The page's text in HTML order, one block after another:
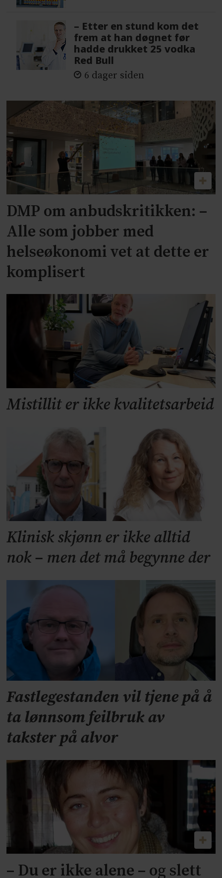
– Etter en stund kom det
frem at han døgnet før
hadde drukket 25 vodka
Red Bull
6 dager siden
DMP om anbudskritikken: –
Alle som jobber med
helseøkonomi vet at dette er
komplisert
Mistillit er ikke kvalitetsarbeid
Klinisk skjønn er ikke alltid
nok – men det må begynne der
Fastlegestanden vil tjene på å
ta lønnsom feilbruk av
takster på alvor
– Du er ikke alene – og slett